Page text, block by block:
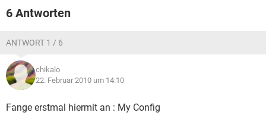
6 Antworten
ANTWORT 1 / 6
chikalo
22. Februar 2010 um 14:10
Fange erstmal hiermit an : My Config